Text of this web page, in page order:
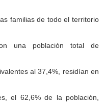
familias de todo el territorio
una población total de
al 37,4%, residían en
el 62,6% de la población,